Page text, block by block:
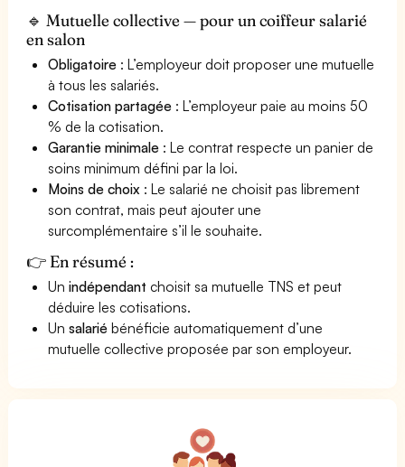
🔹 Mutuelle collective — pour un coiffeur salarié
en salon
Obligatoire : L’employeur doit proposer une mutuelle
à tous les salariés.
Cotisation partagée : L’employeur paie au moins 50
% de la cotisation.
Garantie minimale : Le contrat respecte un panier de
soins minimum défini par la loi.
Moins de choix : Le salarié ne choisit pas librement
son contrat, mais peut ajouter une
surcomplémentaire s’il le souhaite.
👉 En résumé :
Unindépendant choisit sa mutuelle TNS et peut
déduire les cotisations.
Unsalarié bénéficie automatiquement d’une
mutuelle collective proposée par son employeur.